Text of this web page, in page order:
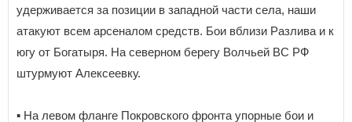
удерживается за позиции в западной части села, наши
атакуют всем арсеналом средств. Бои вблизи Разлива и к
югу от Богатыря. На северном берегу Волчьей ВС РФ
штурмуют Алексеевку.
▪️ На левом фланге Покровского фронта упорные бои и